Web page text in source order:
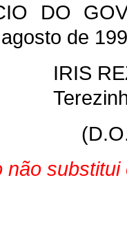
DO
de
IRIS
não